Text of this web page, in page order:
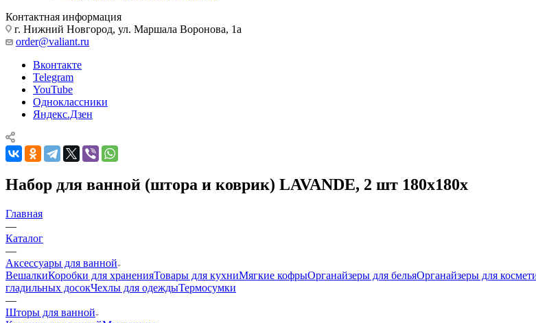
Контактная информация
г. Нижний Новгород, ул. Маршала Воронова, 1а
order@valiant.ru
Вконтакте
Telegram
YouTube
Одноклассники
Яндекс.Дзен
Набор для ванной (штора и коврик) LAVANDE, 2 шт 180х180х
Главная
—
Каталог
—
Аксессуары для ванной
ВешалкиКоробки для храненияТовары для кухниМягкие кофрыОрганайзеры для бельяОрганайзеры для
гладильных досокЧехлы для одеждыТермосумки
—
Шторы для ванной